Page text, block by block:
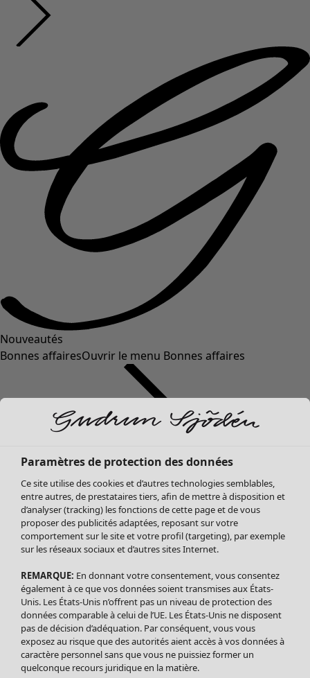
Nouveautés
Bonnes affairesOuvrir le menu Bonnes affaires
Soldes Vêtements
Tous les vêtements
Robes
Tuniques
Blouses
Tops
Gilets
Pantalon
Jupes
Paramètres de protection des données
Ce site utilise des cookies et d’autres technologies semblables,
entre autres, de prestataires tiers, afin de mettre à disposition et
d’analyser (tracking) les fonctions de cette page et de vous
proposer des publicités adaptées, reposant sur votre
comportement sur le site et votre profil (targeting), par exemple
sur les réseaux sociaux et d’autres sites Internet.
REMARQUE: En donnant votre consentement, vous consentez
également à ce que vos données soient transmises aux États-
Unis. Les États-Unis n’offrent pas un niveau de protection des
données comparable à celui de l’UE. Les États-Unis ne disposent
pas de décision d’adéquation. Par conséquent, vous vous
exposez au risque que des autorités aient accès à vos données à
caractère personnel sans que vous ne puissiez former un
quelconque recours juridique en la matière.